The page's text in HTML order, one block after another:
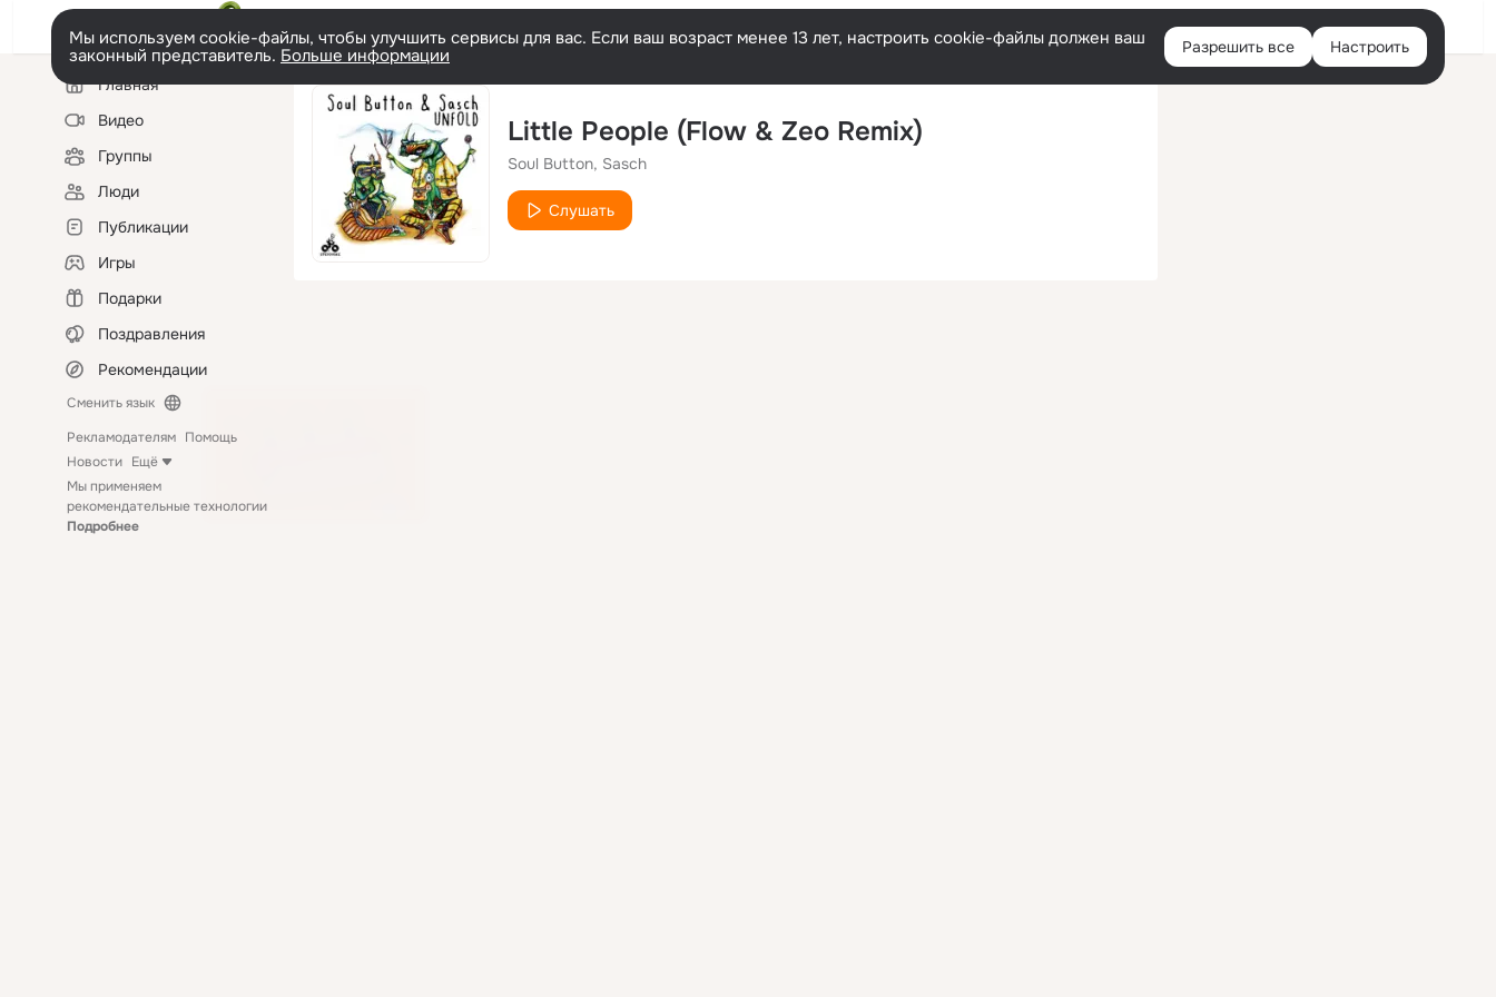
Войти
Мы используем cookie-файлы, чтобы улучшить сервисы для вас. Если ваш возраст менее 13 лет, настроить cookie-файлы должен ваш
законный представитель. Больше информации Разрешить все Настроить
Левая
колонкаГлавная
Видео
Группы
Люди
Публикации
Игры
Подарки
Поздравления
Рекомендации
Сменить язык
Рекламодателям Помощь
Новости Ещё
Мы применяем
рекомендательные технологии
Подробнее
Little People (Flow & Zeo Remix)
Soul Button, Sasch
Слушать